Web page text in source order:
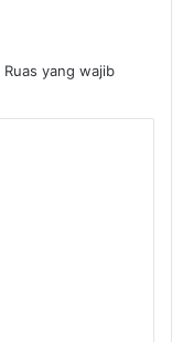
Ruas yang wajib